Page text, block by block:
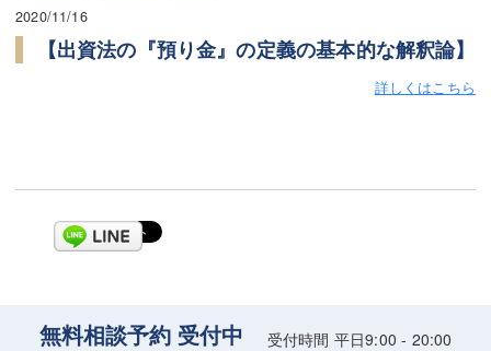
2020/11/16
【出資法の『預り金』の定義の基本的な解釈論】
詳しくはこちら
無料相談予約 受付中 受付時間 平日9:00 - 20:00